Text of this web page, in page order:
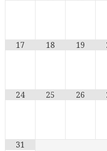
17 18 19
24 25 26
31